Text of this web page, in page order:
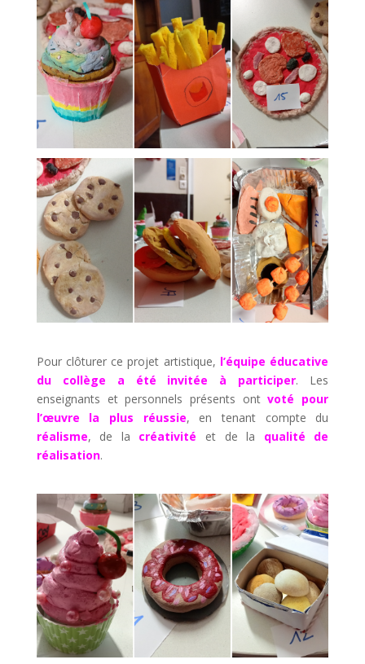
Pour clôturer ce projet artistique, l’équipe éducative
du collège a été invitée à participer. Les
enseignants et personnels présents ont voté pour
l’œuvre la plus réussie, en tenant compte du
réalisme, de la créativité et de la qualité de
réalisation.